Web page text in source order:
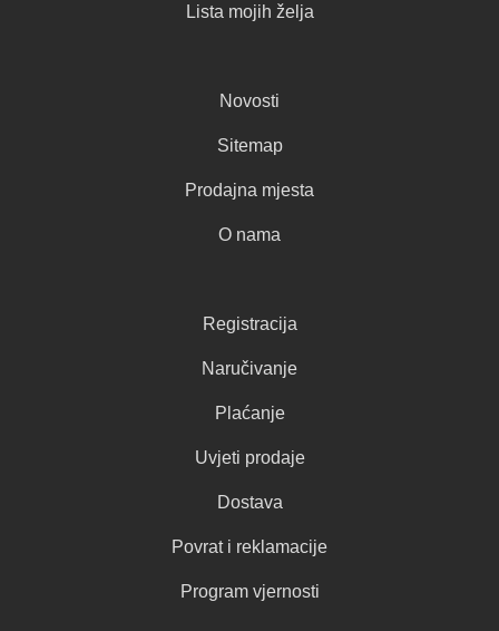
Lista mojih želja
Novosti
Sitemap
Prodajna mjesta
O nama
Registracija
Naručivanje
Plaćanje
Uvjeti prodaje
Dostava
Povrat i reklamacije
Program vjernosti